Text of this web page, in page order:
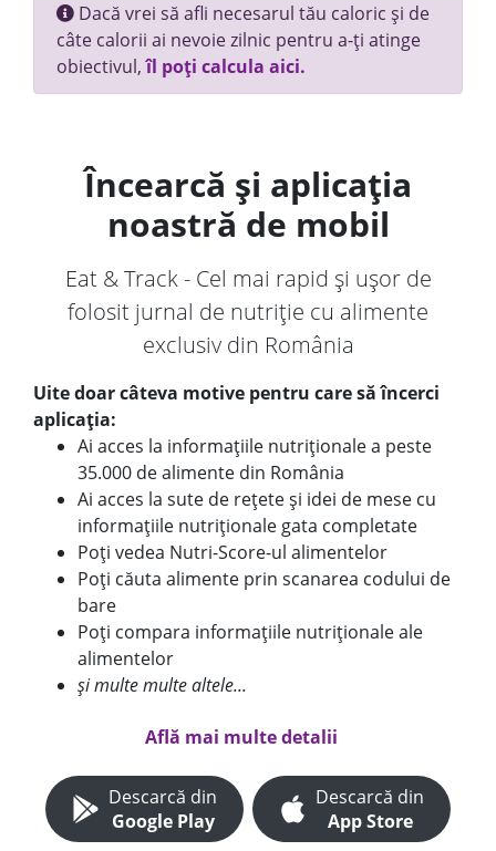
Dacă vrei să afli necesarul tău caloric și de
câte calorii ai nevoie zilnic pentru a-ți atinge
obiectivul,îl poți calcula aici.
Încearcă și aplicația
noastră de mobil
Eat & Track - Cel mai rapid și ușor de
folosit jurnal de nutriție cu alimente
exclusiv din România
Uite doar câteva motive pentru care să încerci
aplicația:
Ai acces la informațiile nutriționale a peste
35.000 de alimente din România
Ai acces la sute de rețete și idei de mese cu
informațiile nutriționale gata completate
Poți vedea Nutri-Score-ul alimentelor
Poți căuta alimente prin scanarea codului de
bare
Poți compara informațiile nutriționale ale
alimentelor
și multe multe altele...
Află mai multe detalii
Descarcă din
Google Play
Descarcă din
App Store